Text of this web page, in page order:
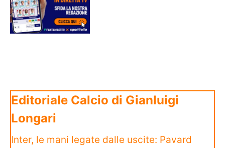
Editoriale Calcio di Gianluigi
Longari
Inter, le mani legate dalle uscite: Pavard